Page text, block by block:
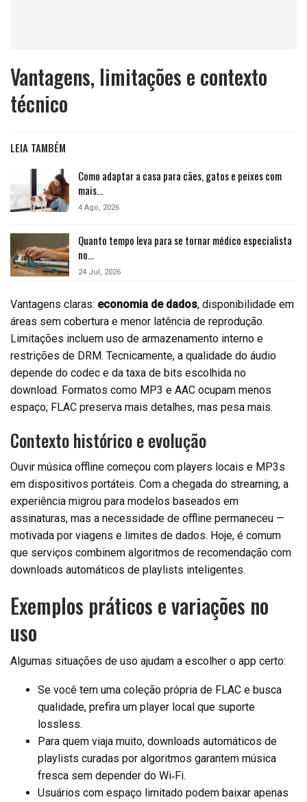
Vantagens, limitações e contexto
técnico
LEIA TAMBÉM
Como adaptar a casa para cães, gatos e peixes com
mais…
4 Ago, 2026
Quanto tempo leva para se tornar médico especialista
no…
24 Jul, 2026
Vantagens claras: economia de dados, disponibilidade em
áreas sem cobertura e menor latência de reprodução.
Limitações incluem uso de armazenamento interno e
restrições de DRM. Tecnicamente, a qualidade do áudio
depende do codec e da taxa de bits escolhida no
download. Formatos como MP3 e AAC ocupam menos
espaço; FLAC preserva mais detalhes, mas pesa mais.
Contexto histórico e evolução
Ouvir música offline começou com players locais e MP3s
em dispositivos portáteis. Com a chegada do streaming, a
experiência migrou para modelos baseados em
assinaturas, mas a necessidade de offline permaneceu —
motivada por viagens e limites de dados. Hoje, é comum
que serviços combinem algoritmos de recomendação com
downloads automáticos de playlists inteligentes.
Exemplos práticos e variações no
uso
Algumas situações de uso ajudam a escolher o app certo:
Se você tem uma coleção própria de FLAC e busca
qualidade, prefira um player local que suporte
lossless.
Para quem viaja muito, downloads automáticos de
playlists curadas por algoritmos garantem música
fresca sem depender do Wi‑Fi.
Usuários com espaço limitado podem baixar apenas